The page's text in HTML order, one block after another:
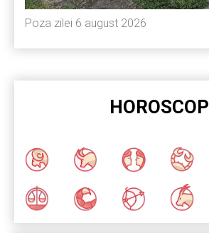
Poza zilei 6 august 2026
HOROSCOP